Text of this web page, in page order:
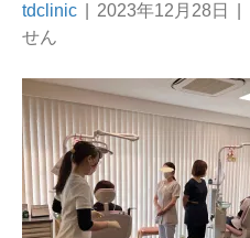
tdclinic 2023年12月28日
せん